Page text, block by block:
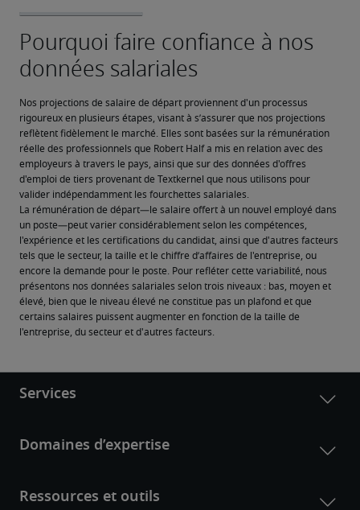
Nos projections de salaire de départ proviennent d'un processus
rigoureux en plusieurs étapes, visant à s’assurer que nos projections
reflètent fidèlement le marché. Elles sont basées sur la rémunération
réelle des professionnels que Robert Half a mis en relation avec des
employeurs à travers le pays, ainsi que sur des données d'offres
d'emploi de tiers provenant de Textkernel que nous utilisons pour
valider indépendamment les fourchettes salariales.
La rémunération de départ—le salaire offert à un nouvel employé dans
un poste—peut varier considérablement selon les compétences,
l'expérience et les certifications du candidat, ainsi que d'autres facteurs
tels que le secteur, la taille et le chiffre d’affaires de l'entreprise, ou
encore la demande pour le poste. Pour refléter cette variabilité, nous
présentons nos données salariales selon trois niveaux : bas, moyen et
élevé, bien que le niveau élevé ne constitue pas un plafond et que
certains salaires puissent augmenter en fonction de la taille de
l'entreprise, du secteur et d'autres facteurs.